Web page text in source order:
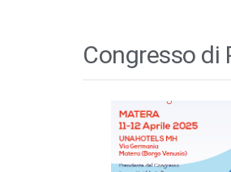
Congresso di